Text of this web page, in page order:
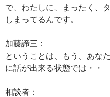
で、わたしに、まったく、
しまってるんです。
加藤諦三：
ということは、もう、あな
に話が出来る状態では・・
相談者：